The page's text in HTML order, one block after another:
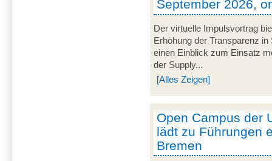
September 2026,
Der virtuelle Impulsvortrag
Erhöhung der Transparenz
einen Einblick zum Einsatz
der Supply...
[Alles Zeigen]
Open Campus der
lädt zu Führungen
Bremen